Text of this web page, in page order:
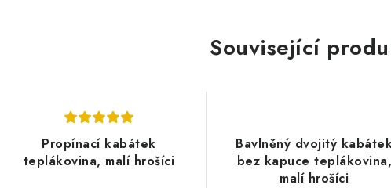
Související
Propínací kabátek
teplákovina, malí hrošíci
Bavlněný dvojitý
bez kapuce teplákovina,
malí hrošíci